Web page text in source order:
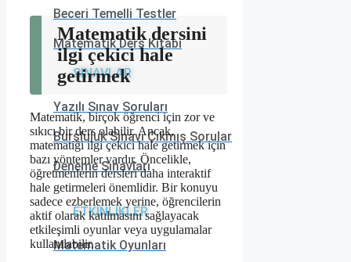
Beceri Temelli Testler
Matematik Ders Kitabı
SINAVLAR
Yazılı Sınav Soruları
Bursluluk Sınavı Çıkmış Sorular
Deneme Sınavları
ETKİNLİKLER
Matematik Oyunları
Matematik dersini
ilgi çekici hale
getirmek
Matematik, birçok öğrenci için zor ve
sıkıcı bir ders olabilir. Ancak,
matematiği ilgi çekici hale getirmek için
bazı yöntemler vardır. Öncelikle,
öğretmenlerin dersleri daha interaktif
hale getirmeleri önemlidir. Bir konuyu
sadece ezberlemek yerine, öğrencilerin
aktif olarak katılmasını sağlayacak
etkileşimli oyunlar veya uygulamalar
kullanılabilir.